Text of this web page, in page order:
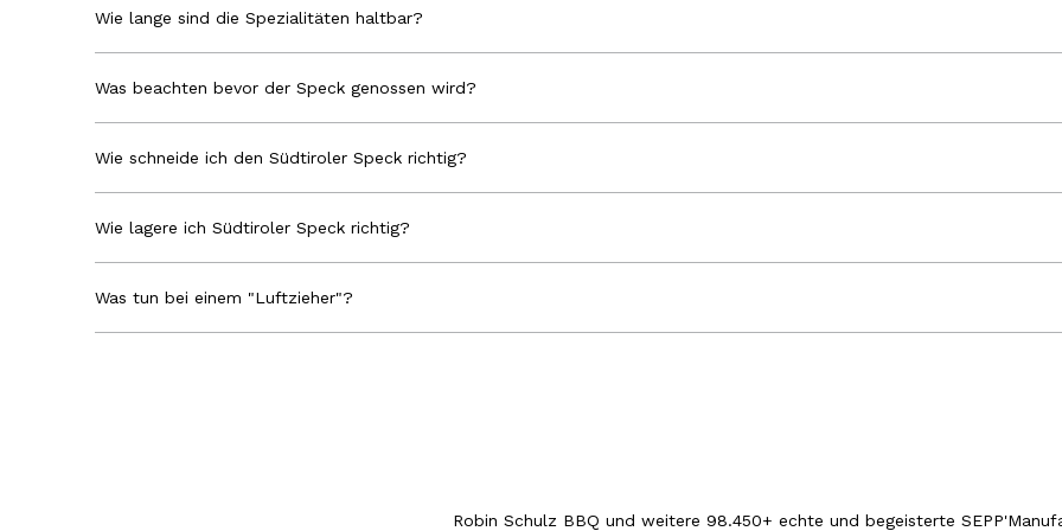
Wie lange sind die Spezialitäten haltbar?
Was beachten bevor der Speck genossen wird?
Wie schneide ich den Südtiroler Speck richtig?
Wie lagere ich Südtiroler Speck richtig?
Was tun bei einem "Luftzieher"?
Robin Schulz BBQ und weitere 98.450+ echte und begeisterte